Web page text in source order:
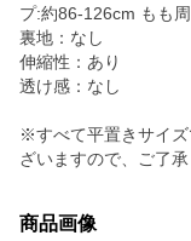
プ:約86-126cm もも
裏地：なし
伸縮性：あり
透け感：なし
※すべて平置きサイ
ざいますので、ご了承
商品画像